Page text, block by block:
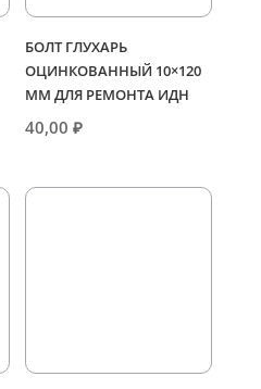
БОЛТ ГЛУХАРЬ
ОЦИНКОВАННЫЙ 10×120
ММ ДЛЯ РЕМОНТА ИДН
40,00₽